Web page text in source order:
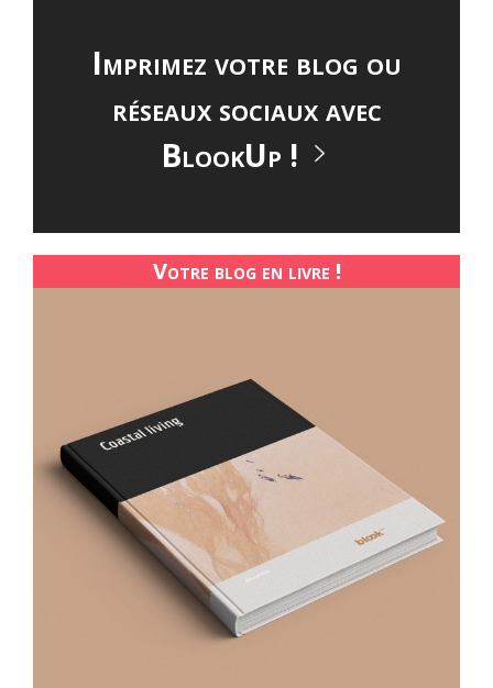
Imprimez votre blog ou
réseaux sociaux avec
BlookUp !
Votre blog en livre !